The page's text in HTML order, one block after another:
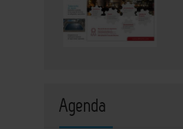
Agenda